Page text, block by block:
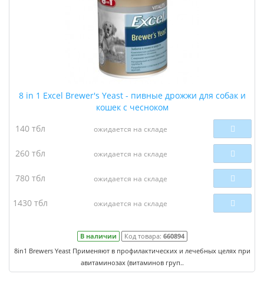
8 in 1 Excel Brewer's Yeast - пивные дрожжи для собак и
кошек с чесноком
140 тбл
ожидается на складе
260 тбл ожидается на складе
780 тбл ожидается на складе
1430 тбл ожидается на складе
В наличии Код товара: 660894
8in1 Brewers Yeast Применяют в профилактических и лечебных целях при
авитаминозах (витаминов груп..